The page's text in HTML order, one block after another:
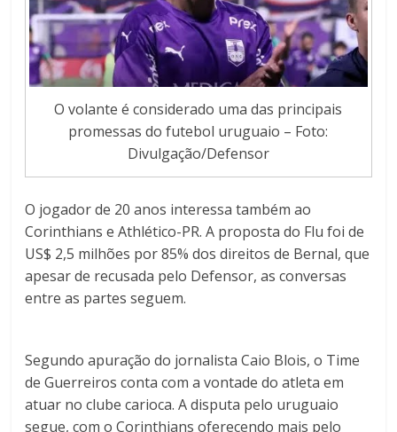
O volante é considerado uma das principais
promessas do futebol uruguaio – Foto:
Divulgação/Defensor
O jogador de 20 anos interessa também ao
Corinthians e Athlético-PR. A proposta do Flu foi de
US$ 2,5 milhões por 85% dos direitos de Bernal, que
apesar de recusada pelo Defensor, as conversas
entre as partes seguem.
Segundo apuração do jornalista Caio Blois, o Time
de Guerreiros conta com a vontade do atleta em
atuar no clube carioca. A disputa pelo uruguaio
segue, com o Corinthians oferecendo mais pelo